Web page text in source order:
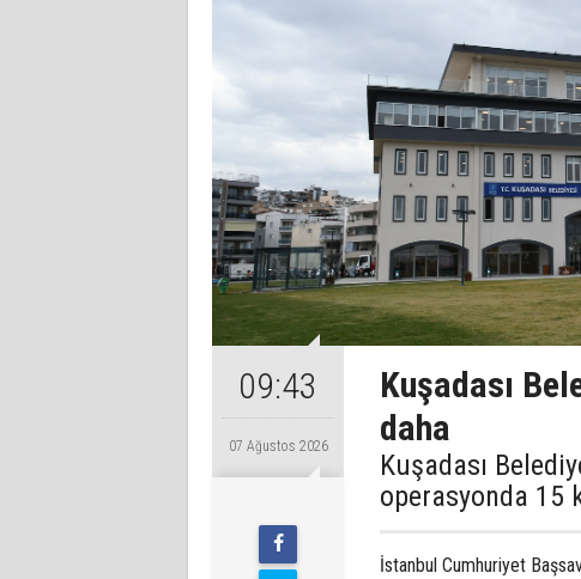
09:43
07 Ağustos 2026
Kuşadası
daha
Kuşadası
operasyonda 15
İstanbul Cumhuriyet